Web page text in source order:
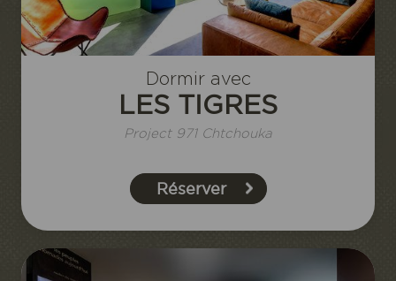
Dormir avec
LES TIGRES
Project 971 Chtchouka
Réserver